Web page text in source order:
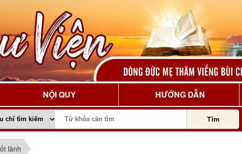
NỘI QUY HƯỚNG DẪN
Tìm
lành